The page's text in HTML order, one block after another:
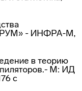
- ИНФРА-М,
в теорию
М: ИД
с